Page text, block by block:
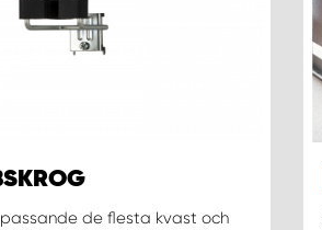
passande de flesta kvast och